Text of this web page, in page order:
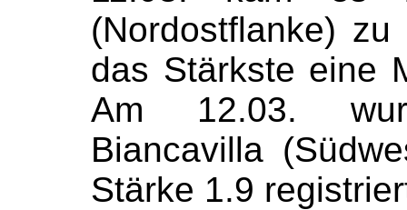
(Nordostflanke)
das Stärkste eine
Am 12.03.
Biancavilla
Stärke 1.9